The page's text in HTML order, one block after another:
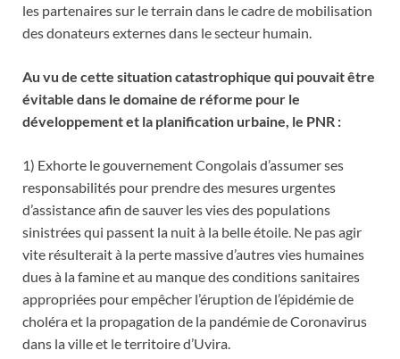
les partenaires sur le terrain dans le cadre de mobilisation
des donateurs externes dans le secteur humain.
Au vu de cette situation catastrophique qui pouvait être
évitable dans le domaine de réforme pour le
développement et la planification urbaine, le PNR :
1) Exhorte le gouvernement Congolais d’assumer ses
responsabilités pour prendre des mesures urgentes
d’assistance afin de sauver les vies des populations
sinistrées qui passent la nuit à la belle étoile. Ne pas agir
vite résulterait à la perte massive d’autres vies humaines
dues à la famine et au manque des conditions sanitaires
appropriées pour empêcher l’éruption de l’épidémie de
choléra et la propagation de la pandémie de Coronavirus
dans la ville et le territoire d’Uvira.